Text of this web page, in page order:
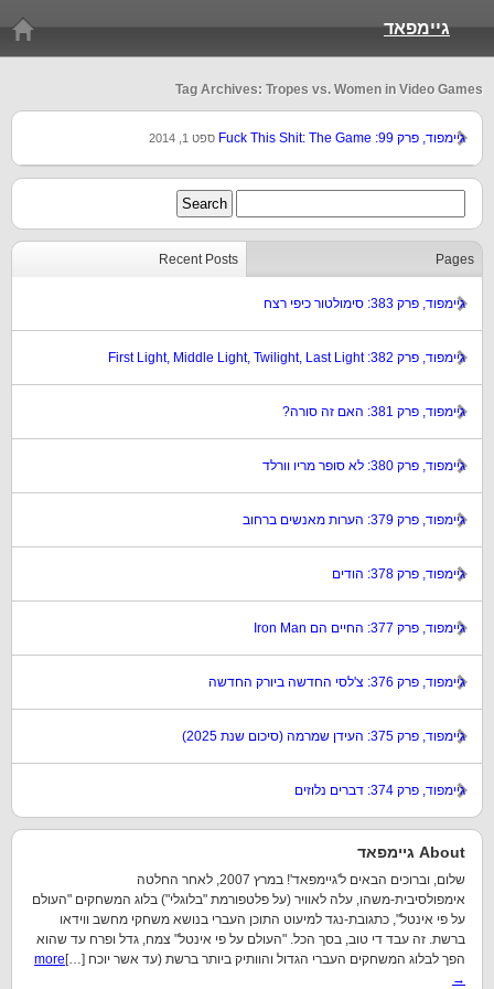
גיימפאד
Tag Archives: Tropes vs. Women in Video Games
גיימפוד, פרק 99: Fuck This Shit: The Game ספט 1, 2014
Recent Posts Pages
גיימפוד, פרק 383: סימולטור כיפי רצח
גיימפוד, פרק 382: First Light, Middle Light, Twilight, Last Light
גיימפוד, פרק 381: האם זה סורה?
גיימפוד, פרק 380: לא סופר מריו וורלד
גיימפוד, פרק 379: הערות מאנשים ברחוב
גיימפוד, פרק 378: הודים
גיימפוד, פרק 377: החיים הם Iron Man
גיימפוד, פרק 376: צ'לסי החדשה ביורק החדשה
גיימפוד, פרק 375: העידן שמרמה (סיכום שנת 2025)
גיימפוד, פרק 374: דברים נלוזים
About גיימפאד
שלום, וברוכים הבאים ל'גיימפאד'! במרץ 2007, לאחר החלטה
אימפולסיבית-משהו, עלה לאוויר (על פלטפורמת "בלוגלי") בלוג המשחקים "העולם
על פי אינטל", כתגובת-נגד למיעוט התוכן העברי בנושא משחקי מחשב ווידאו
ברשת. זה עבד די טוב, בסך הכל. "העולם על פי אינטל" צמח, גדל ופרח עד שהוא
הפך לבלוג המשחקים העברי הגדול והוותיק ביותר ברשת (עד אשר יוכח […] more
→